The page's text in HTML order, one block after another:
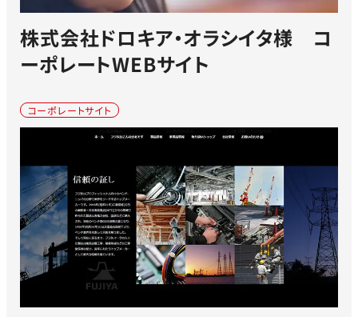
株式会社ドロキア・オラシイタ様 コ
ーポレートWEBサイト
コーポレートサイト